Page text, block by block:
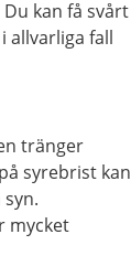
kan få svårt
allvarliga fall
tränger
syrebrist kan
mycket